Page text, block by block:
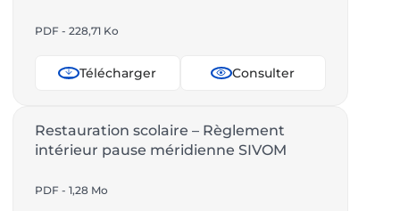
PDF - 228,71 Ko
Télécharger Consulter
Restauration scolaire – Règlement
intérieur pause méridienne SIVOM
PDF - 1,28 Mo